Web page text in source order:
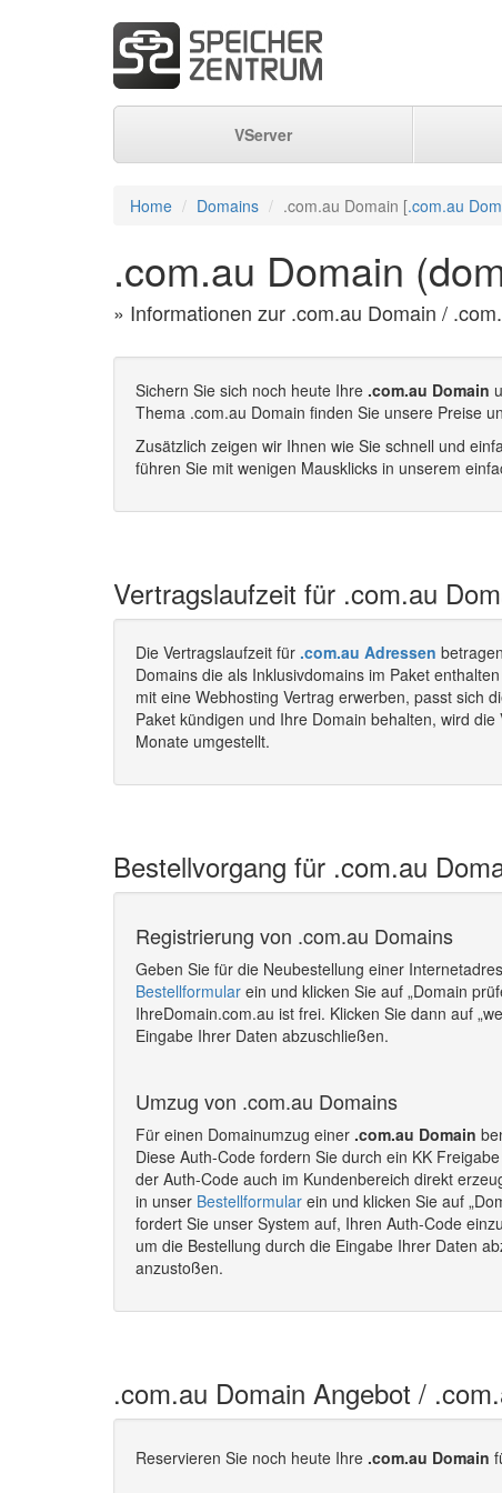
VServer
Home Domains .com.au Domain [.com.au
.com.au Domain
» Informationen zur .com.au Domain /
Sichern Sie sich noch heute Ihre .com.au Domain
Thema .com.au Domain finden Sie unsere Preise
Zusätzlich zeigen wir Ihnen wie Sie schnell und
führen Sie mit wenigen Mausklicks in unserem
Vertragslaufzeit für .com.au
Die Vertragslaufzeit für .com.au Adressen
Domains die als Inklusivdomains im Paket
mit eine Webhosting Vertrag erwerben, passt sich
Paket kündigen und Ihre Domain behalten, wird
Monate umgestellt.
Bestellvorgang für .com.au
Registrierung von .com.au Domains
Geben Sie für die Neubestellung einer
Bestellformular ein und klicken Sie auf „Domain
IhreDomain.com.au ist frei. Klicken Sie dann auf
Eingabe Ihrer Daten abzuschließen.
Umzug von .com.au Domains
Für einen Domainumzug einer .com.au Domain
Diese Auth-Code fordern Sie durch ein KK
der Auth-Code auch im Kundenbereich direkt
in unser Bestellformular ein und klicken Sie auf
fordert Sie unser System auf, Ihren Auth-Code
um die Bestellung durch die Eingabe Ihrer Daten
anzustoßen.
.com.au Domain Angebot /
Reservieren Sie noch heute Ihre .com.au Domain